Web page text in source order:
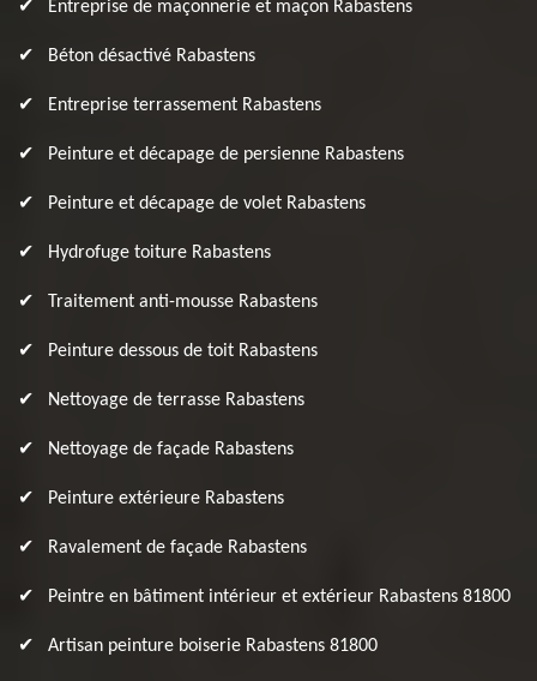
Entreprise de maçonnerie et maçon Rabastens
Béton désactivé Rabastens
Entreprise terrassement Rabastens
Peinture et décapage de persienne Rabastens
Peinture et décapage de volet Rabastens
Hydrofuge toiture Rabastens
Traitement anti-mousse Rabastens
Peinture dessous de toit Rabastens
Nettoyage de terrasse Rabastens
Nettoyage de façade Rabastens
Peinture extérieure Rabastens
Ravalement de façade Rabastens
Peintre en bâtiment intérieur et extérieur Rabastens 81800
Artisan peinture boiserie Rabastens 81800